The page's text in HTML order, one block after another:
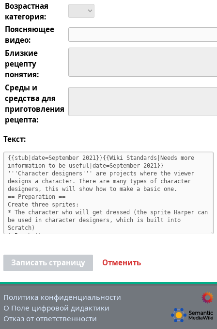
Возрастная
категория:
Поясняющее
видео:
Близкие
рецепту
понятия:
Среды и
средства для
приготовления
рецепта:
Текст:
Записать страницу Отменить
Политика конфиденциальности
О Поле цифровой дидактики
Отказ от ответственности